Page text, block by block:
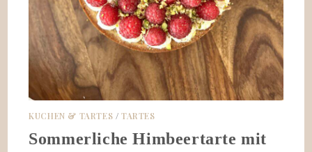
KUCHEN & TARTES /TARTES
Sommerliche Himbeertarte mit